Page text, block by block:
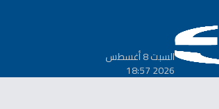
السبت 8 أغسطس
2026 18:57